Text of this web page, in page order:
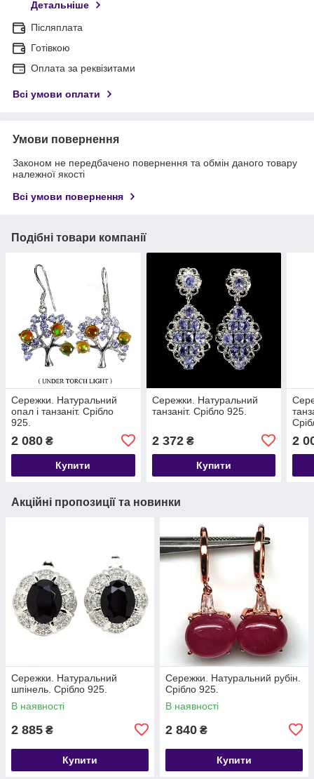
Детальніше
Післяплата
Готівкою
Оплата за реквізитами
Всі умови оплати
Умови повернення
Законом не передбачено повернення та обмін даного товару
належної якості
Всі умови повернення
Подібні товари компанії
Сережки. Натуральний
опал і танзаніт. Срібло
925.
2 080 ₴
Купити
Сережки. Натуральний
танзаніт. Срібло 925.
2 372₴
Купити
2
Акційні пропозиції та новинки
Сережки. Натуральний
шпінель. Срібло 925.
В наявності
2 885 ₴
Купити
Сережки. Натуральний рубін.
Срібло 925.
В наявності
2 840 ₴
Купити